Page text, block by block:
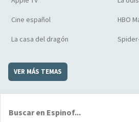
Cine español HBO
La casa del dragón
VER MÁS TEMAS